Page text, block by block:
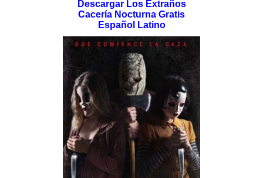
Descargar Los Extraños
Cacería Nocturna Gratis
Español Latino